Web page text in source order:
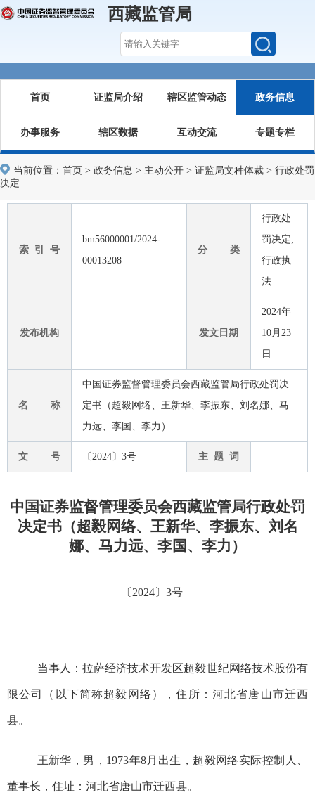
西藏监管局
首页 证监局介绍 辖区监管动态 政务信息
办事服务 辖区数据 互动交流 专题专栏
当前位置： 首页 > 政务信息 > 主动公开 > 证监局文种体裁 > 行政处罚
决定
索 引 号
bm56000001/2024-
00013208
分 类
行政处
罚决定;
行政执
法
发布机构 发文日期
2024年
10月23
日
名 称
中国证券监督管理委员会西藏监管局行政处罚决
定书（超毅网络、王新华、李振东、刘名娜、马
力远、李国、李力）
文 号 〔2024〕3号 主 题 词
中国证券监督管理委员会西藏监管局行政处罚
决定书（超毅网络、王新华、李振东、刘名
娜、马力远、李国、李力）
〔2024〕 3号
当事人： 拉萨经济技术开发区超毅世纪网络技术股份有
限公司（以下简称超毅网络 ） ，住所：河北省唐山市迁西
县。
王新华，男， 1973年8月出生 ， 超毅网络实际控制人、
董事长，住址： 河北省唐山市迁西县。